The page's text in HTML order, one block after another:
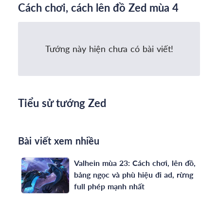
Cách chơi, cách lên đồ Zed mùa 4
Tướng này hiện chưa có bài viết!
Tiểu sử tướng Zed
Bài viết xem nhiều
Valhein mùa 23: Cách chơi, lên đồ,
bảng ngọc và phù hiệu đi ad, rừng
full phép mạnh nhất